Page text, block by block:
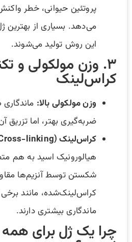
پروتئین حیوانی، خطر
می‌دهد. بسیاری از بهترین
این روش تولید می‌شوند.
۳. وزن مولکولی و
کراس‌لینک
وزن مولکولی بالا:
ضربه‌گیری بهتر، اما
کراس‌لینک(Cross-linking):
هیالورونیک اسید به هم
شکستن توسط آنزیم‌ها
کراس‌لینک‌شده، مانند
ماندگاری بیشتری دارند.
چرا یک ژل برای